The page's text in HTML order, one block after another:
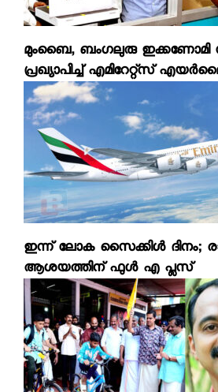
മുംബൈ, ബംഗലുരു ഇക്കണോമി
പ്രഖ്യാപിച്ച് എമിറേറ്റ്‌സ്
ഇന്ന് ലോക സൈക്കിള്‍ ദിനം;
ആശയത്തിന് ഫുള്‍ എ പ്ലസ്